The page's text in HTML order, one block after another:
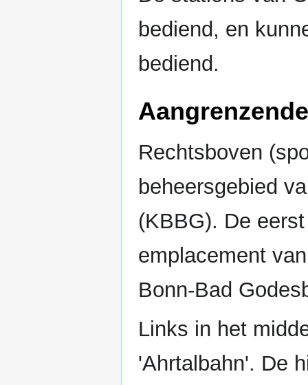
bediend, en
bediend.
Rechtsboven
beheersgebied
(KBBG). De
emplacement
Bonn-Bad
Links in het
'Ahrtalbahn'. De